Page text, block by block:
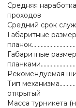
Средняя наработка
проходов
Средний срок
Габаритные
Габаритные
Рекомендуемая
Тип
открытый
Масса турникета